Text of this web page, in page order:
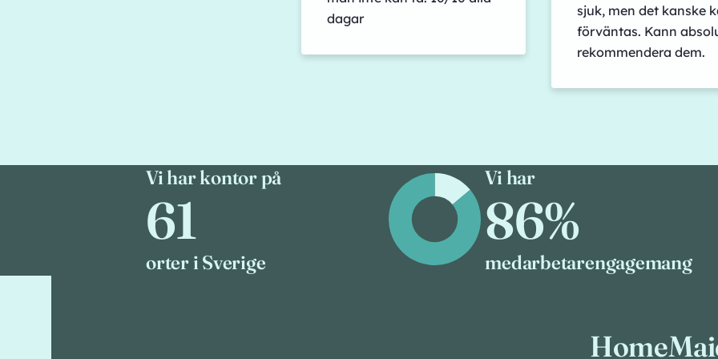
dagar
sjuk, men det kanske
förväntas. Kann
rekommendera dem.
Vi har kontor på
61
61
orter i Sverige
Vi har
86%
medarbetarengagemang